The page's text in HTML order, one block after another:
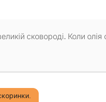
сковороді. Коли